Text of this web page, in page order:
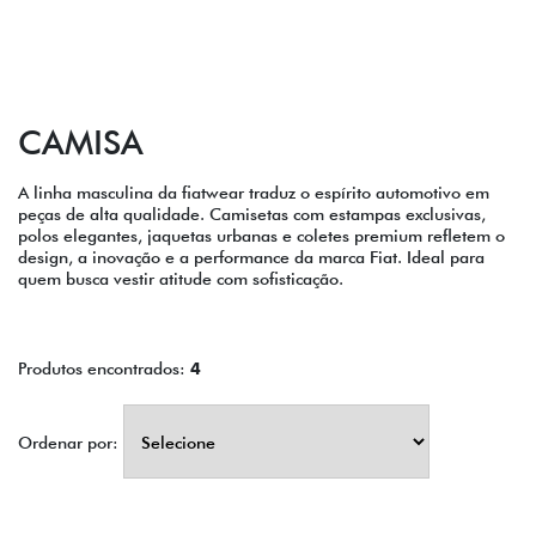
CAMISA
A linha masculina da fiatwear traduz o espírito automotivo em
peças de alta qualidade. Camisetas com estampas exclusivas,
polos elegantes, jaquetas urbanas e coletes premium refletem o
design, a inovação e a performance da marca Fiat. Ideal para
quem busca vestir atitude com sofisticação.
Produtos encontrados: 4
Ordenar por: